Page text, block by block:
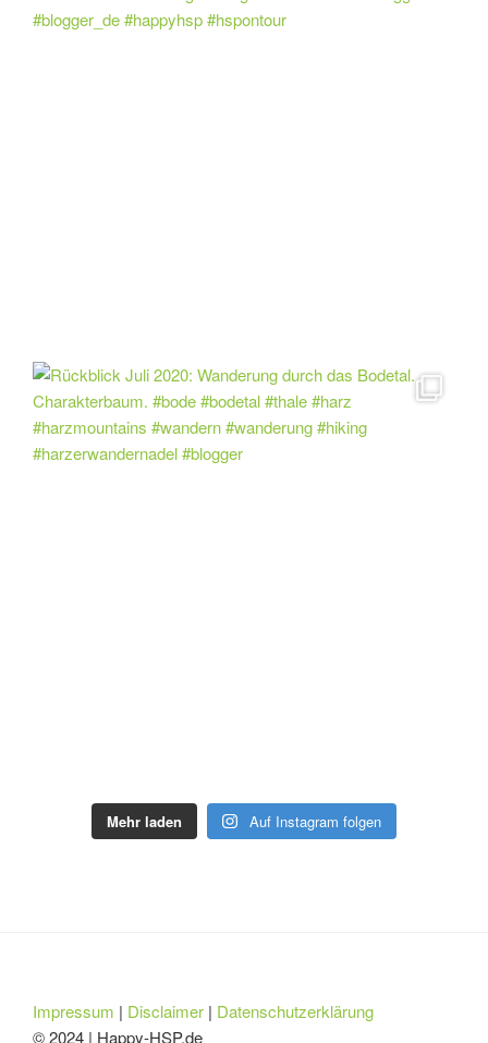
Mehr laden Auf Instagram folgen
Impressum | Disclaimer | Datenschutzerklärung
© 2024 | Happy-HSP.de